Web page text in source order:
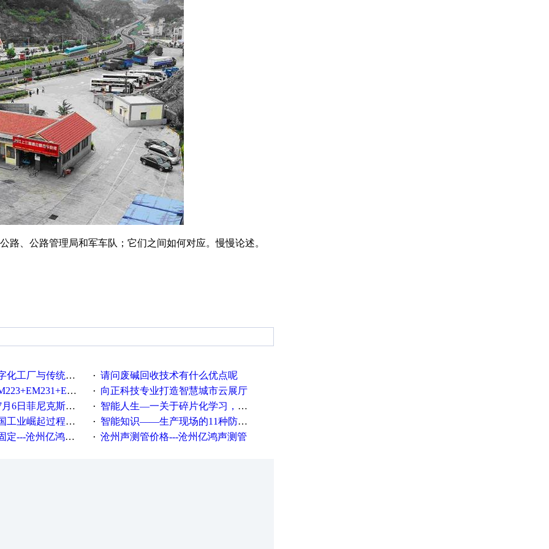
、公路管理局和军车队；它们之间如何对应。慢慢论述。
厂的差别体现在哪里？ · 请问废碱回收技术有什么优点呢
怎么用以太网通讯？
·
向正科技专业打造智慧城市云展厅
克斯在线研讨会即得
·
智能人生—一关于碎片化学习，看这一篇就够了！
不得不提的10个关键词
·
智能知识——生产现场的11种防错！(1)
沧州亿鸿声测管
· 沧州声测管价格---沧州亿鸿声测管​